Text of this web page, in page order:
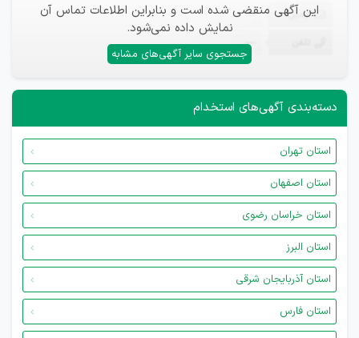
این آگهی منقضی شده است و بنابراین اطلاعات تماس آن
نمایش داده نمی‌شود.
جستجوی سایر آگهی‌های مشابه
ایمیل —
—
دسته‌بندی آگهی‌های استخدام
استان تهران
استان اصفهان
استان خراسان رضوی
استان البرز
استان آذربایجان شرقی
استان فارس